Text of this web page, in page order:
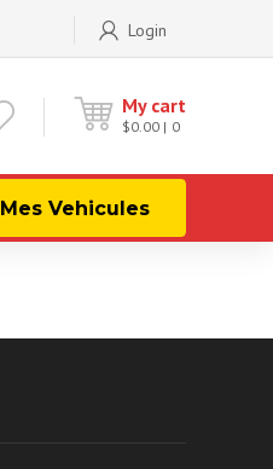
Login
My cart
$0.00 0
Mes Vehicules